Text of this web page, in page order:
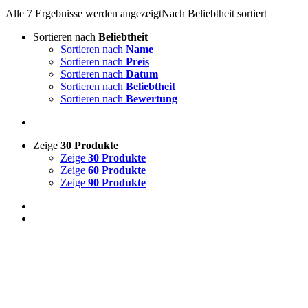
Alle 7 Ergebnisse werden angezeigtNach Beliebtheit sortiert
Sortieren nach Beliebtheit
Sortieren nach Name
Sortieren nach Preis
Sortieren nach Datum
Sortieren nach Beliebtheit
Sortieren nach Bewertung
Zeige 30 Produkte
Zeige 30 Produkte
Zeige 60 Produkte
Zeige 90 Produkte